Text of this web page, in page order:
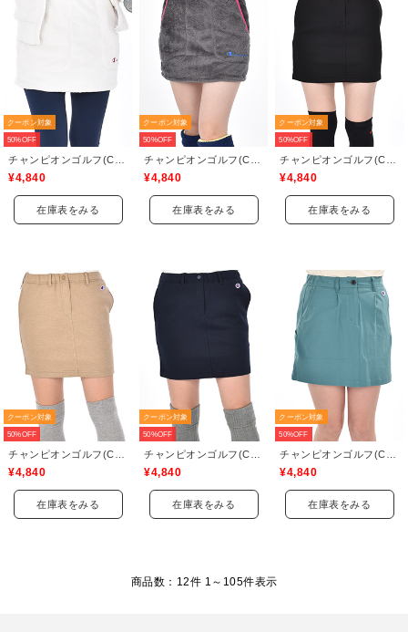
クーポン対象
50%OFF
¥4,840
在庫表をみる
クーポン対象
50%OFF
¥4,840
在庫表をみる
クーポン対象
50%OFF
¥4,840
在庫表をみる
クーポン対象
50%OFF
¥4,840
在庫表をみる
クーポン対象
50%OFF
¥4,840
在庫表をみる
クーポン対象
50%OFF
¥4,840
在庫表をみる
商品数：12件 1～ 105件表示